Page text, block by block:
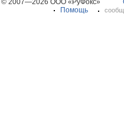
© 2007—2026 ООО «РуФокс»
Помощь